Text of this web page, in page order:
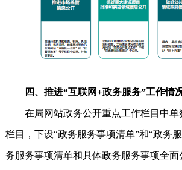
四、推进“互联网+政务服务”工作情
在局网站政务公开重点工作栏目中单
栏目，下设“政务服务事项清单”和“政务
务服务事项清单和具体政务服务事项全面